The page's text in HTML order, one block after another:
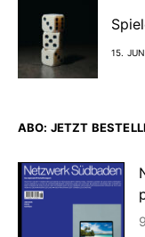
15.
ABO: JETZT